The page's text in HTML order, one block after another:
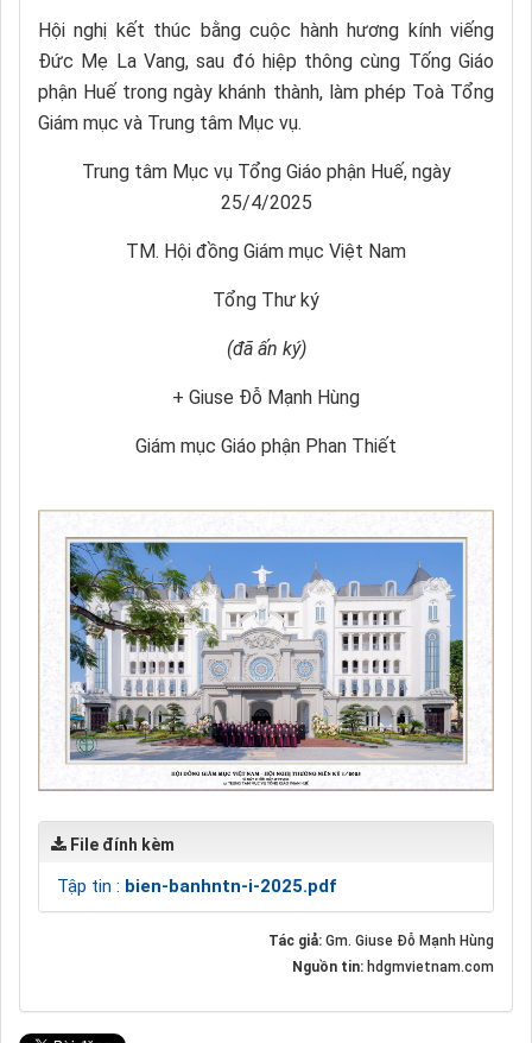
Hội nghị kết thúc bằng cuộc hành hương kính viếng
Đức Mẹ La Vang, sau đó hiệp thông cùng Tống Giáo
phận Huế trong ngày khánh thành, làm phép Toà Tổng
Giám mục và Trung tâm Mục vụ.
Trung tâm Mục vụ Tổng Giáo phận Huế, ngày
25/4/2025
TM. Hội đồng Giám mục Việt Nam
Tổng Thư ký
(đã ấn ký)
+ Giuse Đỗ Mạnh Hùng
Giám mục Giáo phận Phan Thiết
File đính kèm
Tập tin : bien-banhntn-i-2025.pdf
Tác giả: Gm. Giuse Đỗ Mạnh Hùng
Nguồn tin: hdgmvietnam.com